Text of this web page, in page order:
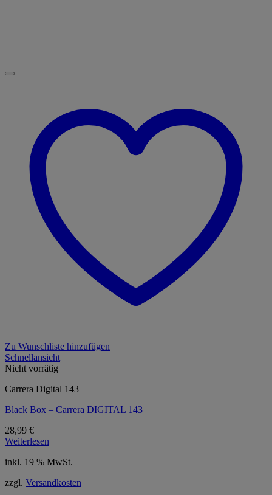
Zu Wunschliste hinzufügen
Schnellansicht
Nicht vorrätig
Carrera Digital 143
Black Box – Carrera DIGITAL 143
28,99 €
Weiterlesen
inkl. 19 % MwSt.
zzgl. Versandkosten